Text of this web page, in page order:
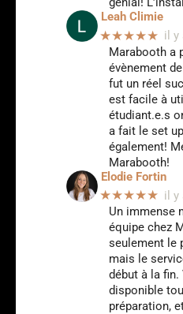
Leah Climie
★★★★★ il y
Marabooth a
évènement
fut un réel
est facile à
étudiant.e.s
a fait le set
également!
Marabooth!
Elodie Fortin
★★★★★ il y
Un immense
équipe chez
seulement le
mais le
début à la
disponible
préparation,